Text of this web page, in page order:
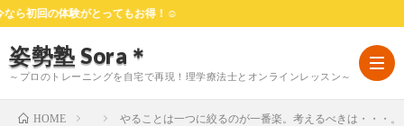
の体験がとってもお得！☺
姿勢塾 Sora＊
～プロのトレーニングを自宅で再現！理学療法士とオンラインレッスン～
HOME やることは一つに絞るのが一番楽。考えるべきは・・・。